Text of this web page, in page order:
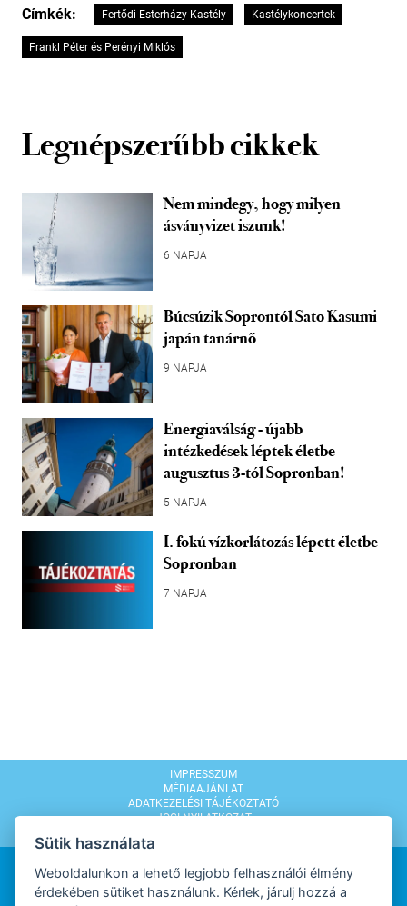
Címkék: Fertődi Esterházy Kastély Kastélykoncertek
Frankl Péter és Perényi Miklós
Legnépszerűbb cikkek
Nem mindegy, hogy milyen
ásványvizet iszunk!
6 NAPJA
Búcsúzik Soprontól Sato Kasumi
japán tanárnő
9 NAPJA
Energiaválság - újabb
intézkedések léptek életbe
augusztus 3-tól Sopronban!
5 NAPJA
I. fokú vízkorlátozás lépett életbe
Sopronban
7 NAPJA
IMPRESSZUM
MÉDIAAJÁNLAT
ADATKEZELÉSI TÁJÉKOZTATÓ
JOGI NYILATKOZAT
Sütik használata
Weboldalunkon a lehető legjobb felhasználói élmény
érdekében sütiket használunk. Kérlek, járulj hozzá a